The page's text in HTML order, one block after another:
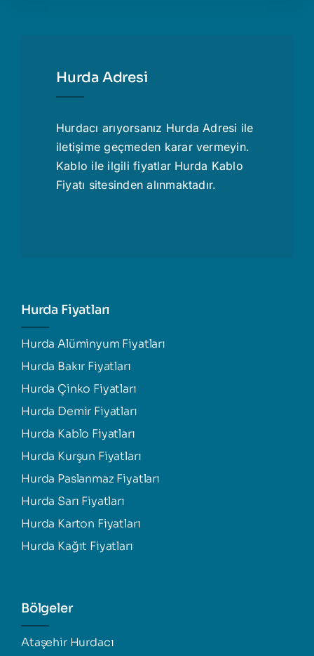
Hurda Adresi
Hurdacı arıyorsanız Hurda Adresi ile
iletişime geçmeden karar vermeyin.
Kablo ile ilgili fiyatlar Hurda Kablo
Fiyatı sitesinden alınmaktadır.
Hurda Fiyatları
Hurda Alüminyum Fiyatları
Hurda Bakır Fiyatları
Hurda Çinko Fiyatları
Hurda Demir Fiyatları
Hurda Kablo Fiyatları
Hurda Kurşun Fiyatları
Hurda Paslanmaz Fiyatları
Hurda Sarı Fiyatları
Hurda Karton Fiyatları
Hurda Kağıt Fiyatları
Bölgeler
Ataşehir Hurdacı